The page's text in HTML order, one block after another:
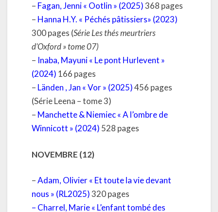
– Fagan, Jenni « Ootlin » (2025)368 pages
– Hanna H.Y. « Péchés pâtissiers» (2023)
300 pages (Série Les thés meurtriers
d’Oxford » tome 07)
– Inaba, Mayuni « Le pont Hurlevent »
(2024) 166 pages
– Länden , Jan « Vor » (2025)456 pages
(Série Leena – tome 3)
– Manchette & Niemiec « A l’ombre de
Winnicott » (2024) 528 pages
NOVEMBRE (12)
–Adam, Olivier « Et toute la vie devant
nous » (RL2025)320 pages
– Charrel, Marie « L’enfant tombé des